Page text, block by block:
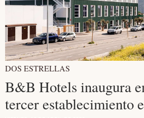
DOS ESTRELLAS
B&B Hotels inaugura
tercer establecimiento